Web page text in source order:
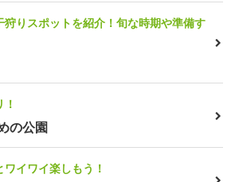
りスポットを紹介！旬な時期や準備す
の公園
イワイ楽しもう！